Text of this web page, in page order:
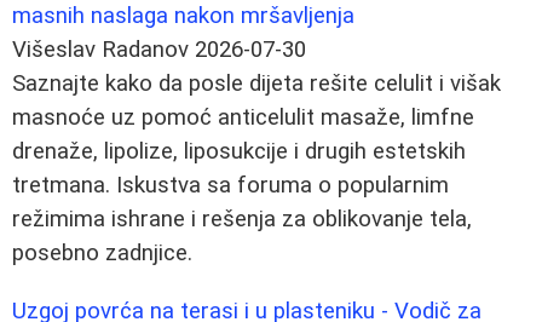
masnih naslaga nakon mršavljenja
Višeslav Radanov 2026-07-30
Saznajte kako da posle dijeta rešite celulit i višak
masnoće uz pomoć anticelulit masaže, limfne
drenaže, lipolize, liposukcije i drugih estetskih
tretmana. Iskustva sa foruma o popularnim
režimima ishrane i rešenja za oblikovanje tela,
posebno zadnjice.
Uzgoj povrća na terasi i u plasteniku - Vodič za